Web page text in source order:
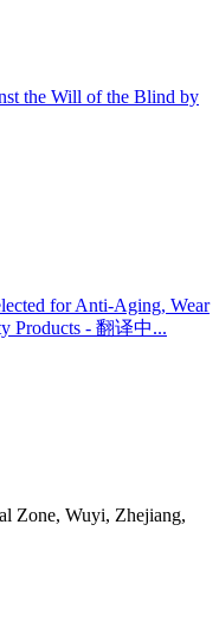
the Will of the Blind by
for Anti-Aging, Wear
Products - 翻译中...
Zone, Wuyi, Zhejiang,